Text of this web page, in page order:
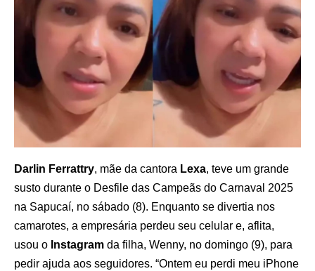
Darlin Ferrattry, mãe da cantora Lexa, teve um grande
susto durante o Desfile das Campeãs do Carnaval 2025
na Sapucaí, no sábado (8). Enquanto se divertia nos
camarotes, a empresária perdeu seu celular e, aflita,
usou o Instagram da filha, Wenny, no domingo (9), para
pedir ajuda aos seguidores. “Ontem eu perdi meu iPhone